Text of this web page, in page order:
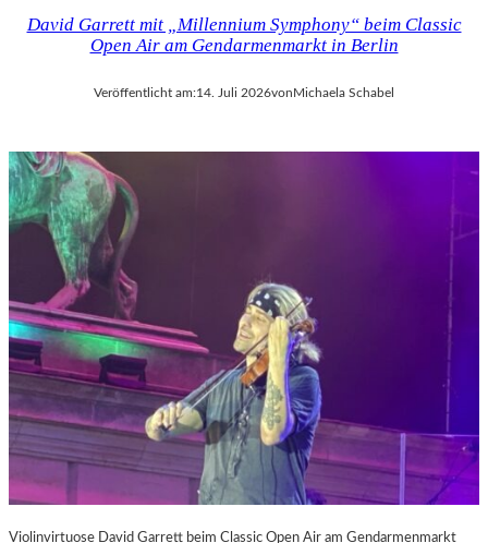
David Garrett mit „Millennium Symphony“ beim Classic
Open Air am Gendarmenmarkt in Berlin
Veröffentlicht am:14. Juli 2026vonMichaela Schabel
Violinvirtuose David Garrett beim Classic Open Air am Gendarmenmarkt